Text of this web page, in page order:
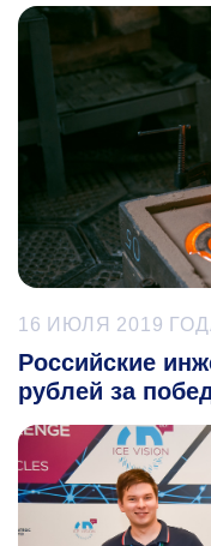
16 ИЮЛЯ 2019
Российские
рублей за